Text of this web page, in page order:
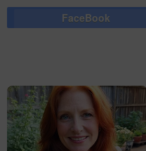
FaceBook